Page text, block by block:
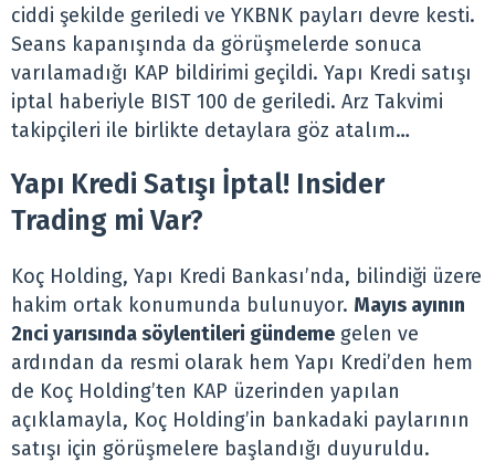
ciddi şekilde geriledi ve YKBNK payları devre kesti.
Seans kapanışında da görüşmelerde sonuca
varılamadığı KAP bildirimi geçildi. Yapı Kredi satışı
iptal haberiyle BIST 100 de geriledi. Arz Takvimi
takipçileri ile birlikte detaylara göz atalım…
Yapı Kredi Satışı İptal! Insider
Trading mi Var?
Koç Holding, Yapı Kredi Bankası’nda, bilindiği üzere
hakim ortak konumunda bulunuyor. Mayıs ayının
2nci yarısında söylentileri gündeme gelen ve
ardından da resmi olarak hem Yapı Kredi’den hem
de Koç Holding’ten KAP üzerinden yapılan
açıklamayla, Koç Holding’in bankadaki paylarının
satışı için görüşmelere başlandığı duyuruldu.